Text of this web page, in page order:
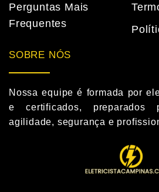
Perguntas Mais
Frequentes
SOBRE NÓS
Nossa equipe é formada por
e certificados, preparados
agilidade, segurança e